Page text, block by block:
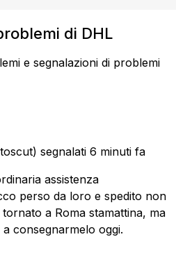
di DHL
e segnalazioni di problemi
segnalati 6 minuti fa
assistenza
perso da loro e spedito non
a Roma stamattina, ma
consegnarmelo oggi.